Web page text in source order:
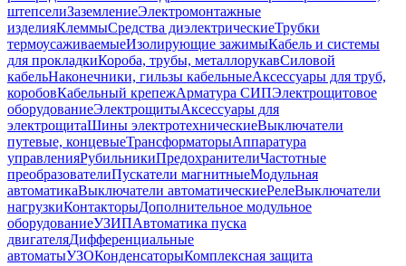
штепселиЗаземлениеЭлектромонтажные
изделияКлеммыСредства диэлектрическиеТрубки
термоусаживаемыеИзолирующие зажимыКабель и системы
для прокладкиКороба, трубы, металлорукавСиловой
кабельНаконечники, гильзы кабельныеАксессуары для труб,
коробовКабельный крепежАрматура СИПЭлектрощитовое
оборудованиеЭлектрощитыАксессуары для
электрощитаШины электротехническиеВыключатели
путевые, концевыеТрансформаторыАппаратура
управленияРубильникиПредохранителиЧастотные
преобразователиПускатели магнитныеМодульная
автоматикаВыключатели автоматическиеРелеВыключатели
нагрузкиКонтакторыДополнительное модульное
оборудованиеУЗИПАвтоматика пуска
двигателяДифференциальные
автоматыУЗОКонденсаторыКомплексная защита